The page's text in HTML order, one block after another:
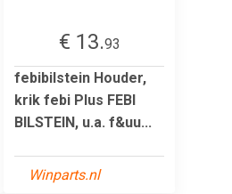
€ 13.93
febibilstein Houder,
krik febi Plus FEBI
BILSTEIN, u.a. f&uu...
Winparts.nl